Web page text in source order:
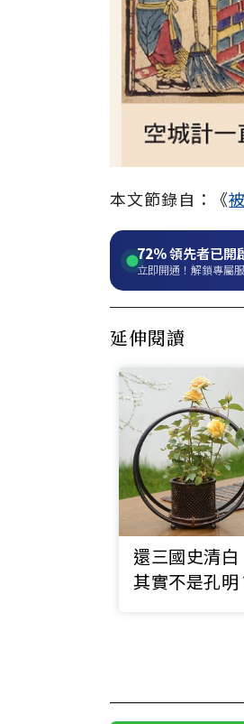
本文節錄自：《
72%領先者已開
立即開通！解鎖專屬
延伸閱讀
還三國史清
其實不是孔明